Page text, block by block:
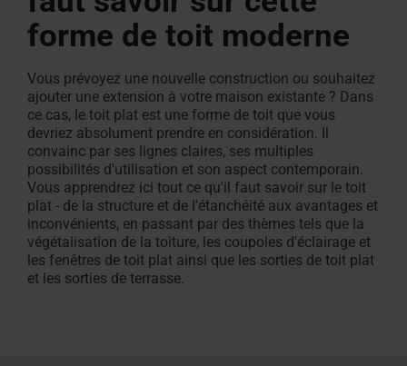
pour les
professionnelsTrouvez
artisans
près
de
chez
vous
Roto
rend
cela
Profilé
100 %
PVC
L'original
1995
pour
Trouver
des
fenêtres
de toit
sortie
de
toit
Fenêtre
d'évacuation
des
fumées
Raccordement
de
façade
Protection solaire et
Protection
de
grenier
au
feu
Trouver
des
escaliers
de
grenier
résistantes
au
feu
Un
Demander
une
du
service
après-
vente
Carrière
chez
Roto
Trouver des artisans près de
Roto rend cela possible !
Contacter le service
équipements
Questions
Tout sur
Zone de téléchargement
listes de prix, brochures et plus
encore
Demander une
Pour fenêtres de toit et
équipement
forme de toit moderne
Vous prévoyez une nouvelle construction ou souhaitez
ajouter une extension à votre maison existante ? Dans
ce cas, le toit plat est une forme de toit que vous
devriez absolument prendre en considération. Il
convainc par ses lignes claires, ses multiples
possibilités d'utilisation et son aspect contemporain.
Vous apprendrez ici tout ce qu'il faut savoir sur le toit
plat - de la structure et de l'étanchéité aux avantages et
inconvénients, en passant par des thèmes tels que la
végétalisation de la toiture, les coupoles d'éclairage et
les fenêtres de toit plat ainsi que les sorties de toit plat
et les sorties de terrasse.